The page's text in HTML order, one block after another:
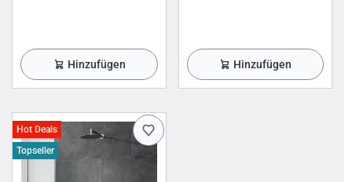
Hinzufügen Hinzufügen
Hot Deals
Topseller